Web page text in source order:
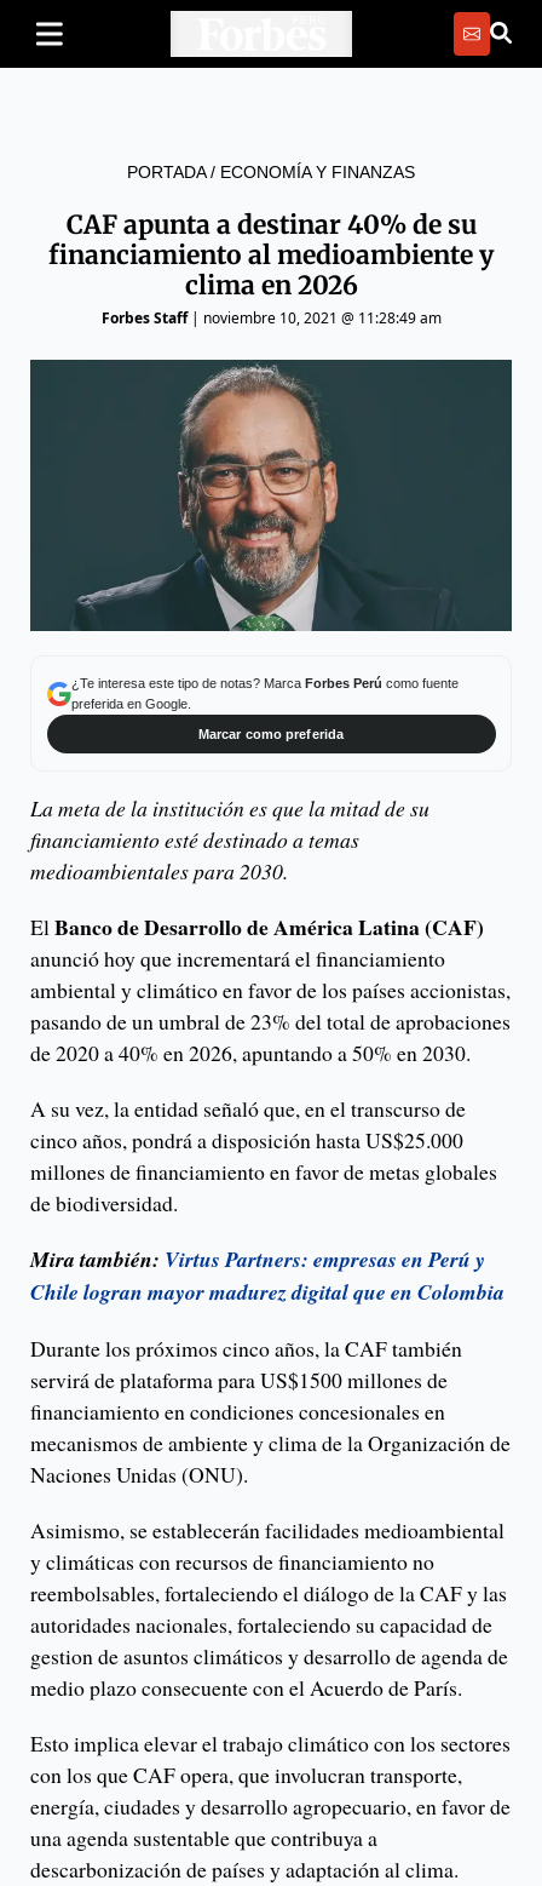
PORTADA/ ECONOMÍA Y FINANZAS
CAF apunta a destinar 40% de su
financiamiento al medioambiente y
clima en 2026
Forbes Staff| noviembre 10, 2021 @ 11:28:49 am
¿Te interesa este tipo de notas? Marca Forbes Perú como fuente
preferida en Google.
Marcar como preferida
La meta de la institución es que la mitad de su
financiamiento esté destinado a temas
medioambientales para 2030.
ElBanco de Desarrollo de América Latina (CAF)
anunció hoy que incrementará el financiamiento
ambiental y climático en favor de los países accionistas,
pasando de un umbral de 23% del total de aprobaciones
de 2020 a 40% en 2026, apuntando a 50% en 2030.
A su vez, la entidad señaló que, en el transcurso de
cinco años, pondrá a disposición hasta US$25.000
millones de financiamiento en favor de metas globales
de biodiversidad.
Mira también: Virtus Partners: empresas en Perú y
Chile logran mayor madurez digital que en Colombia
Durante los próximos cinco años, la CAF también
servirá de plataforma para US$1500 millones de
financiamiento en condiciones concesionales en
mecanismos de ambiente y clima de la Organización de
Naciones Unidas (ONU).
Asimismo, se establecerán facilidades medioambiental
y climáticas con recursos de financiamiento no
reembolsables, fortaleciendo el diálogo de la CAF y las
autoridades nacionales, fortaleciendo su capacidad de
gestion de asuntos climáticos y desarrollo de agenda de
medio plazo consecuente con el Acuerdo de París.
Esto implica elevar el trabajo climático con los sectores
con los que CAF opera, que involucran transporte,
energía, ciudades y desarrollo agropecuario, en favor de
una agenda sustentable que contribuya a
descarbonización de países y adaptación al clima.